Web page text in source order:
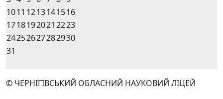
1011 1213141516
1718192021 2223
24252627282930
31
© ЧЕРНІГІВСЬКИЙ ОБЛАСНИЙ НАУКОВИЙ ЛІЦЕЙ